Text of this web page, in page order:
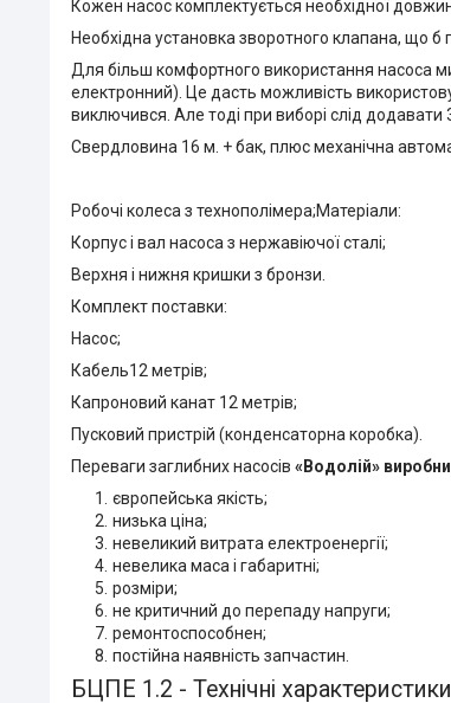
Кожен насос комплектується необхідної
Необхідна установка зворотного клапана, що б
Для більш комфортного використання насоса
електронний). Це дасть можливість
виключився. Але тоді при виборі слід
Свердловина 16 м. + бак, плюс механічна
Робочі колеса з технополімера;Матеріали:
Корпус і вал насоса з нержавіючої сталі;
Верхня і нижня кришки з бронзи.
Комплект поставки:
Насос;
Кабель12 метрів;
Капроновий канат 12 метрів;
Пусковий пристрій (конденсаторна коробка).
Переваги заглибних насосів «Водолій»
європейська якість;
низька ціна;
невеликий витрата електроенергії;
невелика маса і габаритні;
розміри;
не критичний до перепаду напруги;
ремонтоспособнен;
постійна наявність запчастин.
БЦПЕ 1.2 - Технічні характеристики